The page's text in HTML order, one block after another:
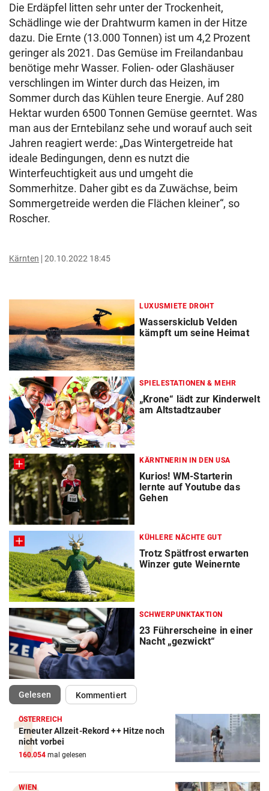
Die Erdäpfel litten sehr unter der Trockenheit,
Schädlinge wie der Drahtwurm kamen in der Hitze
dazu. Die Ernte (13.000 Tonnen) ist um 4,2 Prozent
geringer als 2021. Das Gemüse im Freilandanbau
benötige mehr Wasser. Folien- oder Glashäuser
verschlingen im Winter durch das Heizen, im
Sommer durch das Kühlen teure Energie. Auf 280
Hektar wurden 6500 Tonnen Gemüse geerntet. Was
man aus der Erntebilanz sehe und worauf auch seit
Jahren reagiert werde: „Das Wintergetreide hat
ideale Bedingungen, denn es nutzt die
Winterfeuchtigkeit aus und umgeht die
Sommerhitze. Daher gibt es da Zuwächse, beim
Sommergetreide werden die Flächen kleiner“, so
Roscher.
Kärnten 20.10.2022 18:45
LUXUSMIETE DROHT
Wasserskiclub Velden
kämpft um seine Heimat
SPIELESTATIONEN & MEHR
„Krone“ lädt zur Kinderwelt
am Altstadtzauber
KÄRNTNERIN IN DEN USA
Kurios! WM-Starterin
lernte auf Youtube das
Gehen
KÜHLERE NÄCHTE GUT
Trotz Spätfrost erwarten
Winzer gute Weinernte
SCHWERPUNKTAKTION
23 Führerscheine in einer
Nacht „gezwickt“
Gelesen(ausgewählt)Kommentiert
ÖSTERREICH
Erneuter Allzeit-Rekord ++ Hitze noch
nicht vorbei
160.054 mal gelesen
WIEN